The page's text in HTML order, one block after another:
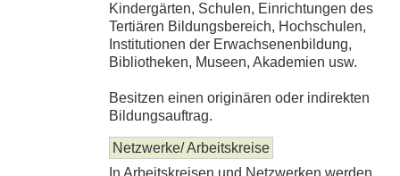
Kindergärten, Schulen, Einrichtungen des
Tertiären Bildungsbereich, Hochschulen,
Institutionen der Erwachsenenbildung,
Bibliotheken, Museen, Akademien usw.
Besitzen einen originären oder indirekten
Bildungsauftrag.
Netzwerke/ Arbeitskreise